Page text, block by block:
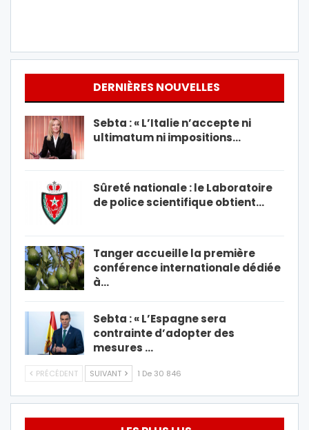
DERNIÈRES NOUVELLES
Sebta : « L’Italie n’accepte ni
ultimatum ni impositions…
Sûreté nationale : le Laboratoire
de police scientifique obtient…
Tanger accueille la première
conférence internationale dédiée
à…
Sebta : « L’Espagne sera
contrainte d’adopter des
mesures …
PRÉCÉDENT SUIVANT 1 De 30 846